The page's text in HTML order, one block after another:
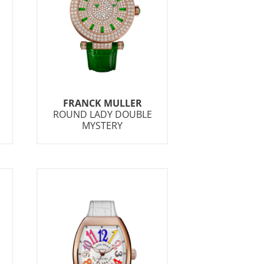
FRANCK MULLER
ROUND LADY DOUBLE
MYSTERY
leider
31.